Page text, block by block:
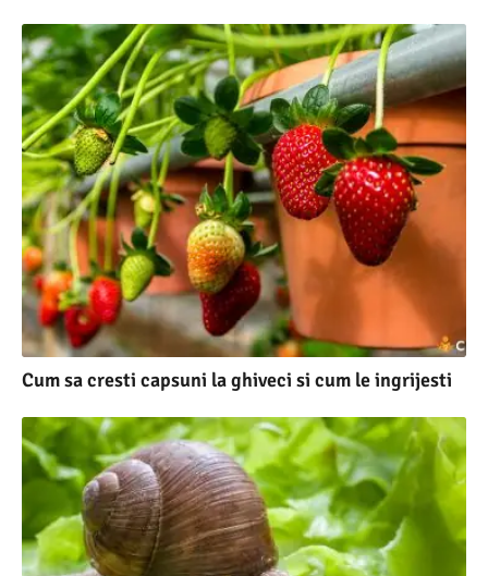
Cum sa cresti capsuni la ghiveci si cum le ingrijesti